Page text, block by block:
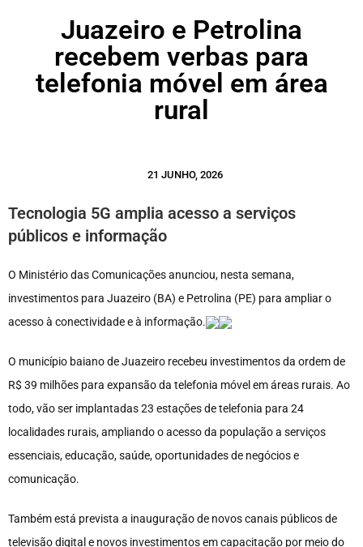
Juazeiro e Petrolina
recebem verbas para
telefonia móvel em área
rural
21 JUNHO, 2026
Tecnologia 5G amplia acesso a serviços
públicos e informação
O Ministério das Comunicações anunciou, nesta semana,
investimentos para Juazeiro (BA) e Petrolina (PE) para ampliar o
acesso à conectividade e à informação.
O município baiano de Juazeiro recebeu investimentos da ordem de
R$ 39 milhões para expansão da telefonia móvel em áreas rurais. Ao
todo, vão ser implantadas 23 estações de telefonia para 24
localidades rurais, ampliando o acesso da população a serviços
essenciais, educação, saúde, oportunidades de negócios e
comunicação.
Também está prevista a inauguração de novos canais públicos de
televisão digital e novos investimentos em capacitação por meio do